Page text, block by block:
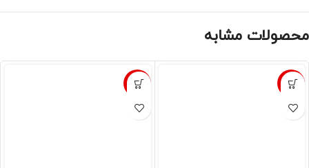
محصولات مشابه
-10%
-10%